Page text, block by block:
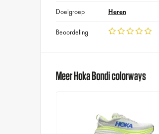
Doelgroep Heren
Beoordeling
Meer Hoka Bondi colorways